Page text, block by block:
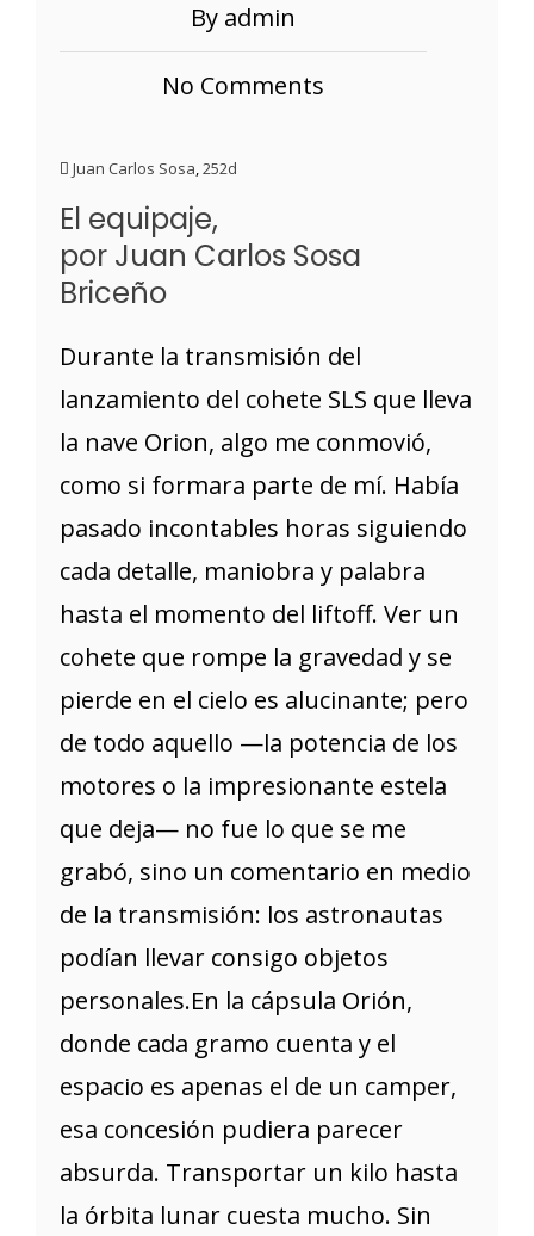
By admin
No Comments
Juan Carlos Sosa,252d
El equipaje,
por Juan Carlos Sosa
Briceño
Durante la transmisión del
lanzamiento del cohete SLS que lleva
la nave Orion, algo me conmovió,
como si formara parte de mí. Había
pasado incontables horas siguiendo
cada detalle, maniobra y palabra
hasta el momento del liftoff. Ver un
cohete que rompe la gravedad y se
pierde en el cielo es alucinante; pero
de todo aquello —la potencia de los
motores o la impresionante estela
que deja— no fue lo que se me
grabó, sino un comentario en medio
de la transmisión: los astronautas
podían llevar consigo objetos
personales.En la cápsula Orión,
donde cada gramo cuenta y el
espacio es apenas el de un camper,
esa concesión pudiera parecer
absurda. Transportar un kilo hasta
la órbita lunar cuesta mucho. Sin